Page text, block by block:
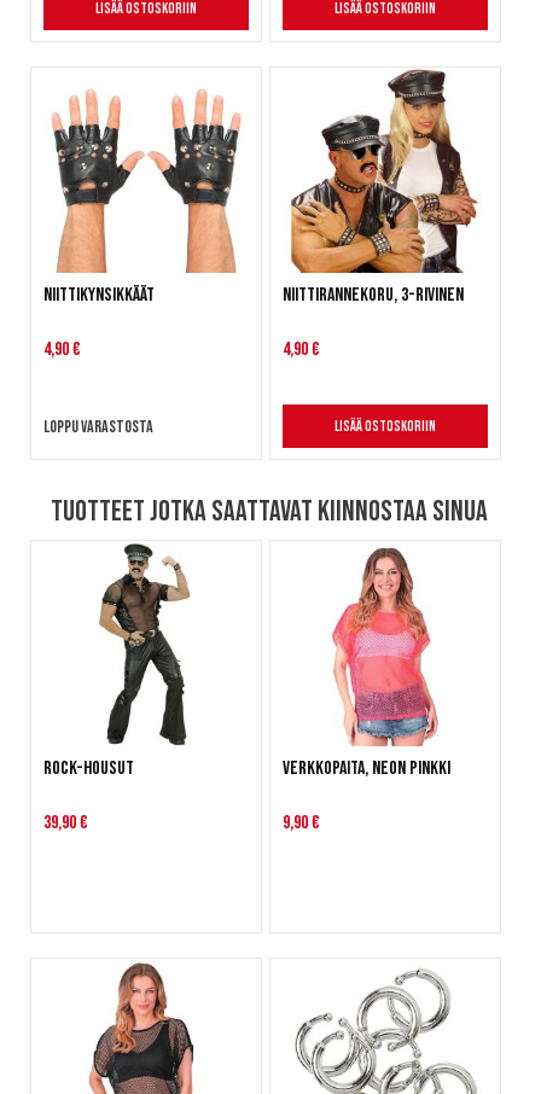
Lisää ostoskoriin Lisää ostoskoriin
Niittikynsikkäät
4,90 €
Loppu varastosta
Niittirannekoru, 3-rivinen
4,90 €
Lisää ostoskoriin
Tuotteet jotka saattavat kiinnostaa sinua
Rock-housut
39,90 €
Verkkopaita, Neon pinkki
9,90 €